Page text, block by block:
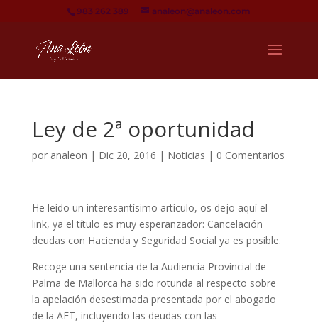
983 262 389 analeon@analeon.com
Ley de 2ª oportunidad
por analeon | Dic 20, 2016 | Noticias | 0 Comentarios
He leído un interesantísimo artículo, os dejo aquí el
link, ya el título es muy esperanzador: Cancelación
deudas con Hacienda y Seguridad Social ya es posible.
Recoge una sentencia de la Audiencia Provincial de
Palma de Mallorca ha sido rotunda al respecto sobre
la apelación desestimada presentada por el abogado
de la AET, incluyendo las deudas con las